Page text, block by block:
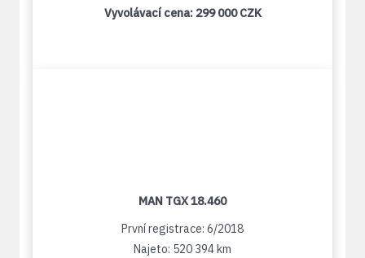
Vyvolávací cena: 299 000 CZK
MAN TGX 18.460
První registrace: 6/2018
Najeto: 520 394 km